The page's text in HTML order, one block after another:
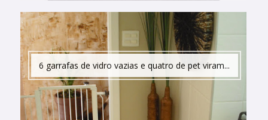
6 garrafas de vidro vazias e quatro de pet viram...